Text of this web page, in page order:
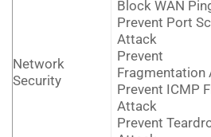
Network
Security
Block WAN
Prevent Port
Attack
Prevent
Fragmentation
Prevent ICMP
Attack
Prevent